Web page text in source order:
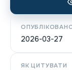
2026-03-27
ЯК ЦИТУВАТИ